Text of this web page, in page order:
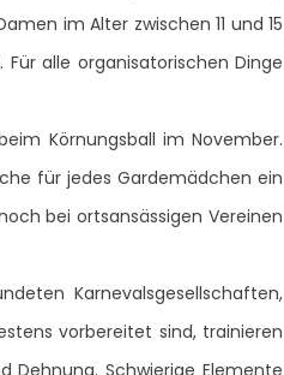
im Alter zwischen 11 und 15
alle organisatorischen Dinge
Körnungsball im November.
für jedes Gardemädchen ein
bei ortsansässigen Vereinen
Karnevalsgesellschaften,
vorbereitet sind, trainieren